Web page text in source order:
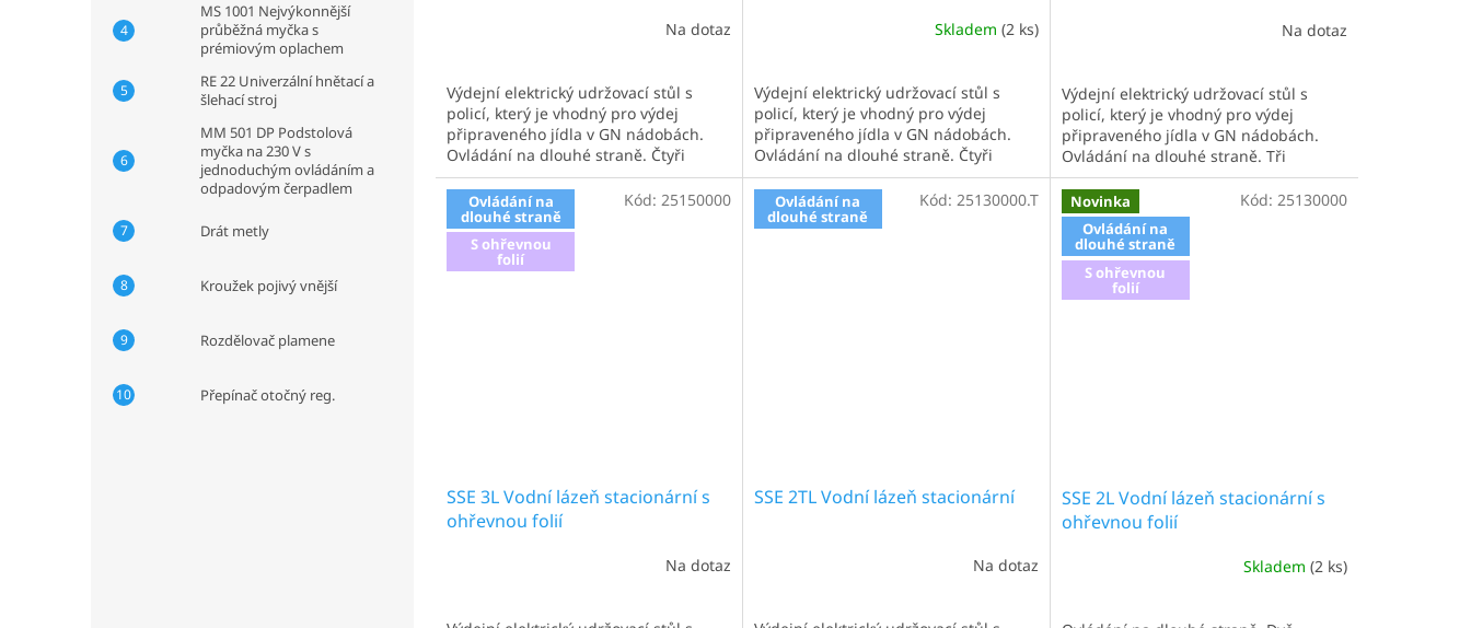
MS 1001 Nejvýkonnější
průběžná myčka s
prémiovým oplachem
RE 22 Univerzální hnětací a
šlehací stroj
MM 501 DP Podstolová
myčka na 230 V s
jednoduchým ovládáním a
odpadovým čerpadlem
Drát metly
Kroužek pojivý vnější
Rozdělovač plamene
Přepínač otočný reg.
Na dotaz
Výdejní elektrický udržovací stůl s
policí, který je vhodný pro výdej
připraveného jídla v GN nádobách.
Ovládání na dlouhé straně. Čtyři
nádoby. Varianta s topnými tělesy.
Výdejní, elektrický, udržovací stůl s
policí, který je vhodný pro výdej...
Skladem (2 ks)
Výdejní elektrický udržovací stůl s
policí, který je vhodný pro výdej
připraveného jídla v GN nádobách.
Ovládání na dlouhé straně. Čtyři
nádoby. Varianta s ohřevnou folií.
Výdejní, elektrický, udržovací stůl s
policí, který je vhodný pro výdej...
Na dotaz
Výdejní elektrický udržovací stůl s
policí, který je vhodný pro výdej
připraveného jídla v GN nádobách.
Ovládání na dlouhé straně. Tři
nádoby. Varianta s topnými tělesy.
Výdejní, elektrický, udržovací stůl s
policí, který je vhodný pro výdej...
Ovládání na
dlouhé straně
S ohřevnou
folií
SSE 3L Vodní lázeň stacionární s
ohřevnou folií
Na dotaz
Kód: 25150000 Ovládání na
dlouhé straně
SSE 2TL Vodní lázeň stacionární
Na dotaz
Kód: 25130000.T
Novinka
Ovládání na
dlouhé straně
S ohřevnou
folií
SSE 2L Vodní lázeň stacionární s
ohřevnou folií
Skladem (2 ks)
Kód: 25130000